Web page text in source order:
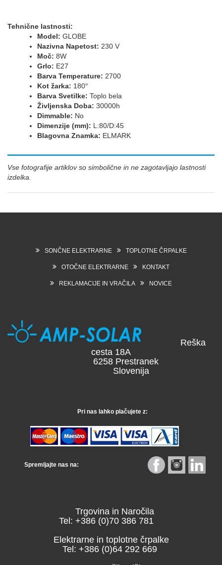
Tehnične lastnosti:
Model: GLOBE
Nazivna Napetost: 230 V
Moč: 8W
Grlo: E27
Barva Temperature: 2700
Kot žarka: 180°
Barva Svetilke: Toplo bela
Življenska Doba: 30000h
Dimmable: No
Dimenzije (mm): L:80/D:45
Blagovna Znamka: ELMARK
Vse fotografije artiklov so simbolične in ne zagotavljajo lastnosti
izdelka.
SONČNE ELEKTRARNE TOPLOTNE ČRPALKE
OTOČNE ELEKTRARNE KONTAKT
REKLAMACIJE IN VRAČILA NOVICE
Reška
cesta 18A
6258 Prestranek
Slovenija
Pri nas lahko plačujete z:
Spremljajte nas na:
Trgovina in Naročila
Tel: +386 (0)70 386 781
Elektrarne in toplotne črpalke
Tel: +386 (0)64 292 669